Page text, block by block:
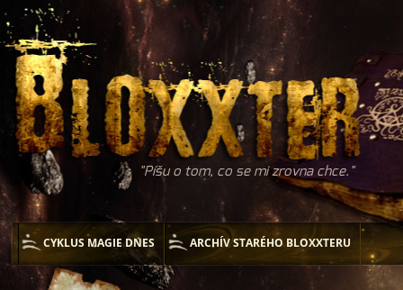
Píšu o tom, co se mi zrovna chce.
CYKLUS MAGIE DNES ARCHÍV STARÉHO BLOXXTERU